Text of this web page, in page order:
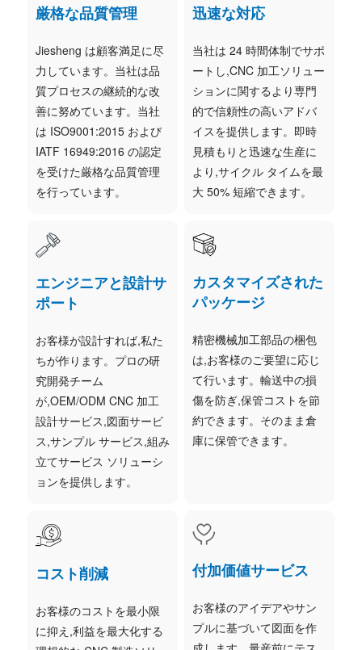
厳格な品質管理
Jiesheng は顧客満足に尽
力しています。当社は品
質プロセスの継続的な改
善に努めています。当社
は ISO9001:2015 および
IATF 16949:2016 の認定
を受けた厳格な品質管理
を行っています。
迅速な対応
当社は 24 時間体制でサポ
ートし,CNC 加工ソリュー
ションに関するより専門
的で信頼性の高いアドバ
イスを提供します。即時
見積もりと迅速な生産に
より,サイクル タイムを最
大 50% 短縮できます。
エンジニアと設計サ
ポート
お客様が設計すれば,私た
ちが作ります。プロの研
究開発チーム
が,OEM/ODM CNC 加工
設計サービス,図面サービ
ス,サンプル サービス,組み
立てサービス ソリューシ
ョンを提供します。
カスタマイズされた
パッケージ
精密機械加工部品の梱包
は,お客様のご要望に応じ
て行います。輸送中の損
傷を防ぎ,保管コストを節
約できます。そのまま倉
庫に保管できます。
コスト削減
お客様のコストを最小限
に抑え,利益を最大化する
付加価値サービス
お客様のアイデアやサン
プルに基づいて図面を作